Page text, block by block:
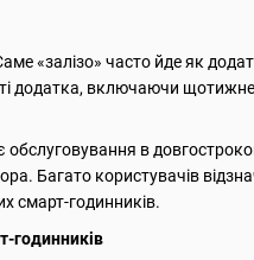
«залізо» часто йде як
додатка, включаючи
в
Багато користувачів
смарт-годинників.
годинників